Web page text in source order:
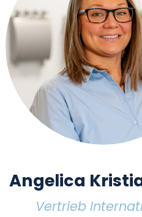
Angelica
Vertrieb